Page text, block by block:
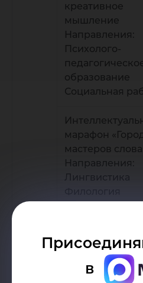
в
креативное
мышление
Направления:
Психолого-
образование
Социальная
марафон
мастеров
Направления:
Лингвистика
Лабораторный
экотур